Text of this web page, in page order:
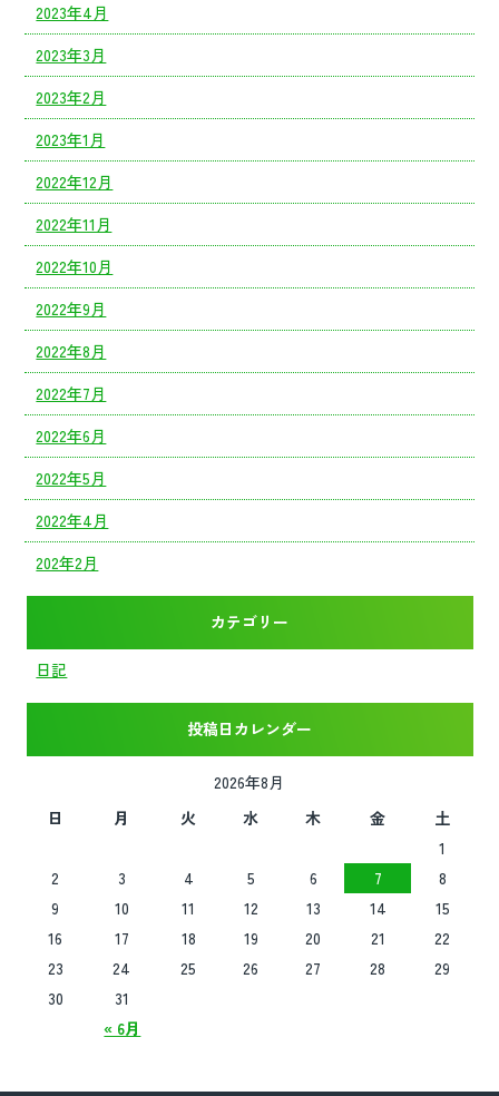
2023年4月
2023年3月
2023年2月
2023年1月
2022年12月
2022年11月
2022年10月
2022年9月
2022年8月
2022年7月
2022年6月
2022年5月
2022年4月
202年2月
カテゴリー
日記
投稿日カレンダー
2026年8月
日
月 火 水 木 金 土
« 6月
1
2
3 4 5 6 7
8
9
10 11 12 13 14
15
16
17 18 19 20 21
22
23
24 25 26 27 28
29
30
31